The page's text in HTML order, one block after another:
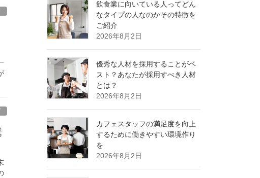
飲食業に向いている人ってどん
なタイプの人なのかその特徴を
ご紹介
2026年8月2日
優秀な人材を採用することがベ
スト？あなたが採用すべき人材
とは？
2026年8月2日
カフェスタッフの満足度を向上
するために働きやすい環境作り
を
2026年8月2日